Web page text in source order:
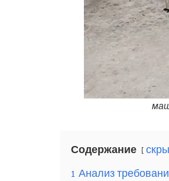
Содержание
1 Анализ